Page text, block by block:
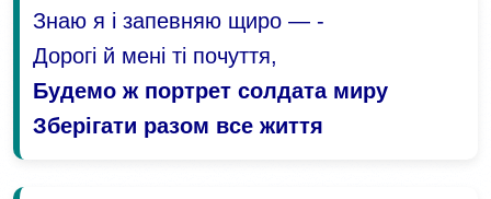
Знаю я і запевняю щиро — -
Дорогі й мені ті почуття,
Будемо ж портрет солдата миру
Зберігати разом все життя